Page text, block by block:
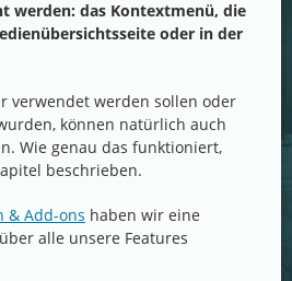
werden: das Kontextmenü, die
oder in der
verwendet werden sollen oder
können natürlich auch
Wie genau das funktioniert,
beschrieben.
& Add-ons haben wir eine
alle unsere Features